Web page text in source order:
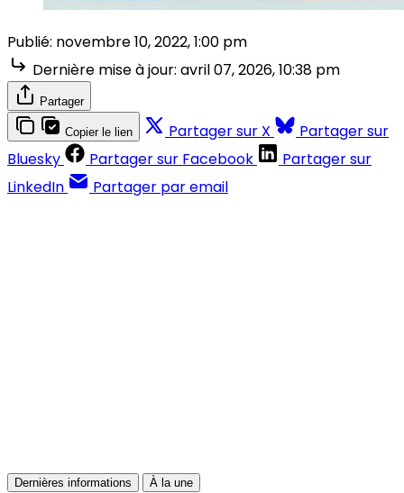
Publié: novembre 10, 2022, 1:00 pm
Dernière mise à jour: avril 07, 2026, 10:38 pm
Partager
Copier le lien Partager sur X
Partager sur
Bluesky
Partager sur Facebook
Partager sur
LinkedIn
Partager par email
Dernières informations À la une